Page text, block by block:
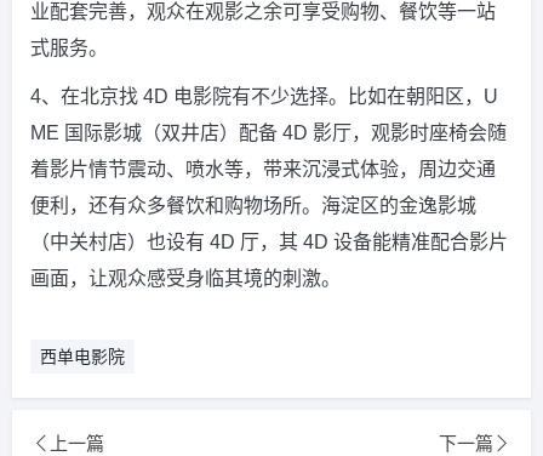
业配套完善，观众在观影之余可享受购物、餐饮等一站
式服务。
4、在北京找 4D 电影院有不少选择。比如在朝阳区，U
ME 国际影城（双井店）配备 4D 影厅，观影时座椅会随
着影片情节震动、喷水等，带来沉浸式体验，周边交通
便利，还有众多餐饮和购物场所。海淀区的金逸影城
（中关村店）也设有 4D 厅，其 4D 设备能精准配合影片
画面，让观众感受身临其境的刺激。
西单电影院
上一篇 下一篇